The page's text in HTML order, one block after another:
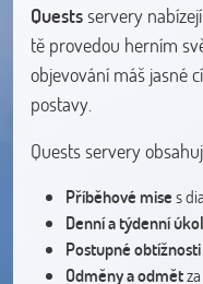
Questsservery
tě provedou herním
objevování máš jasné
postavy.
Quests servery
Příběhové mises
Denní a týdenní
Postupné obtížnosti
Odměny a odmět